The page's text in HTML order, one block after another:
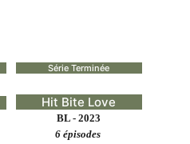
Série Terminée
Hit Bite Love
BL - 2023
6 épisodes